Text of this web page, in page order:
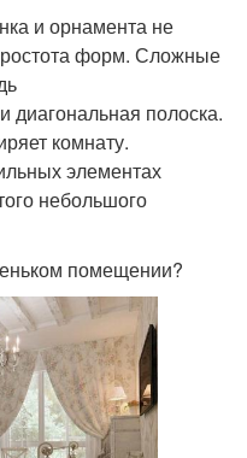
и орнамента не
форм. Сложные
диагональная полоска.
комнату.
элементах
небольшого
помещении?